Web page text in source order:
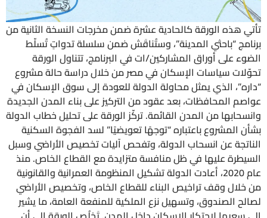
تأتي هذه الورقة كالحادية عشرة ضمن مخرجات النسخة الثانية من
برنامج “باحثي المدينة”، وستُناقَش ضمن سلسلة تدواتٍ تُسلّط
الضوء على أوراق المشاركين/ات في البرنامج، تتناول الورقة
تحوّلات سياسات الإسكان في مصر من خلال دراسة حالة مشروع
“داره”، الذي يمثل محاولة الدولة للعودة إلى سوق الإسكان في
عواصم المحافظات، بعد عقود من التركيز على بناء المدن الجديدة
وانسحابها من المدن القائمة. تركّز الورقة على تحليل خطاب الدولة
بشأن المشروع باعتباره “توجهًا تعويضيًا” لسد الفجوة السكنية
الناتجة عن انسحاب الدولة، وتفحص آليات تخصيص الأراضي وسبل
السيطرة عليها في ظل منافسة متزايدة مع القطاع الخاص. منذ
عام 2020، أعادت الدولة تشكيل المنظومة العمرانية والقانونية
من خلال وقف تراخيص البناء للقطاع الخاص، وتخصيص الأراضي
لصالح الصندوق، وتسهيل نزع الملكية للمنفعة العامة، ما يشير